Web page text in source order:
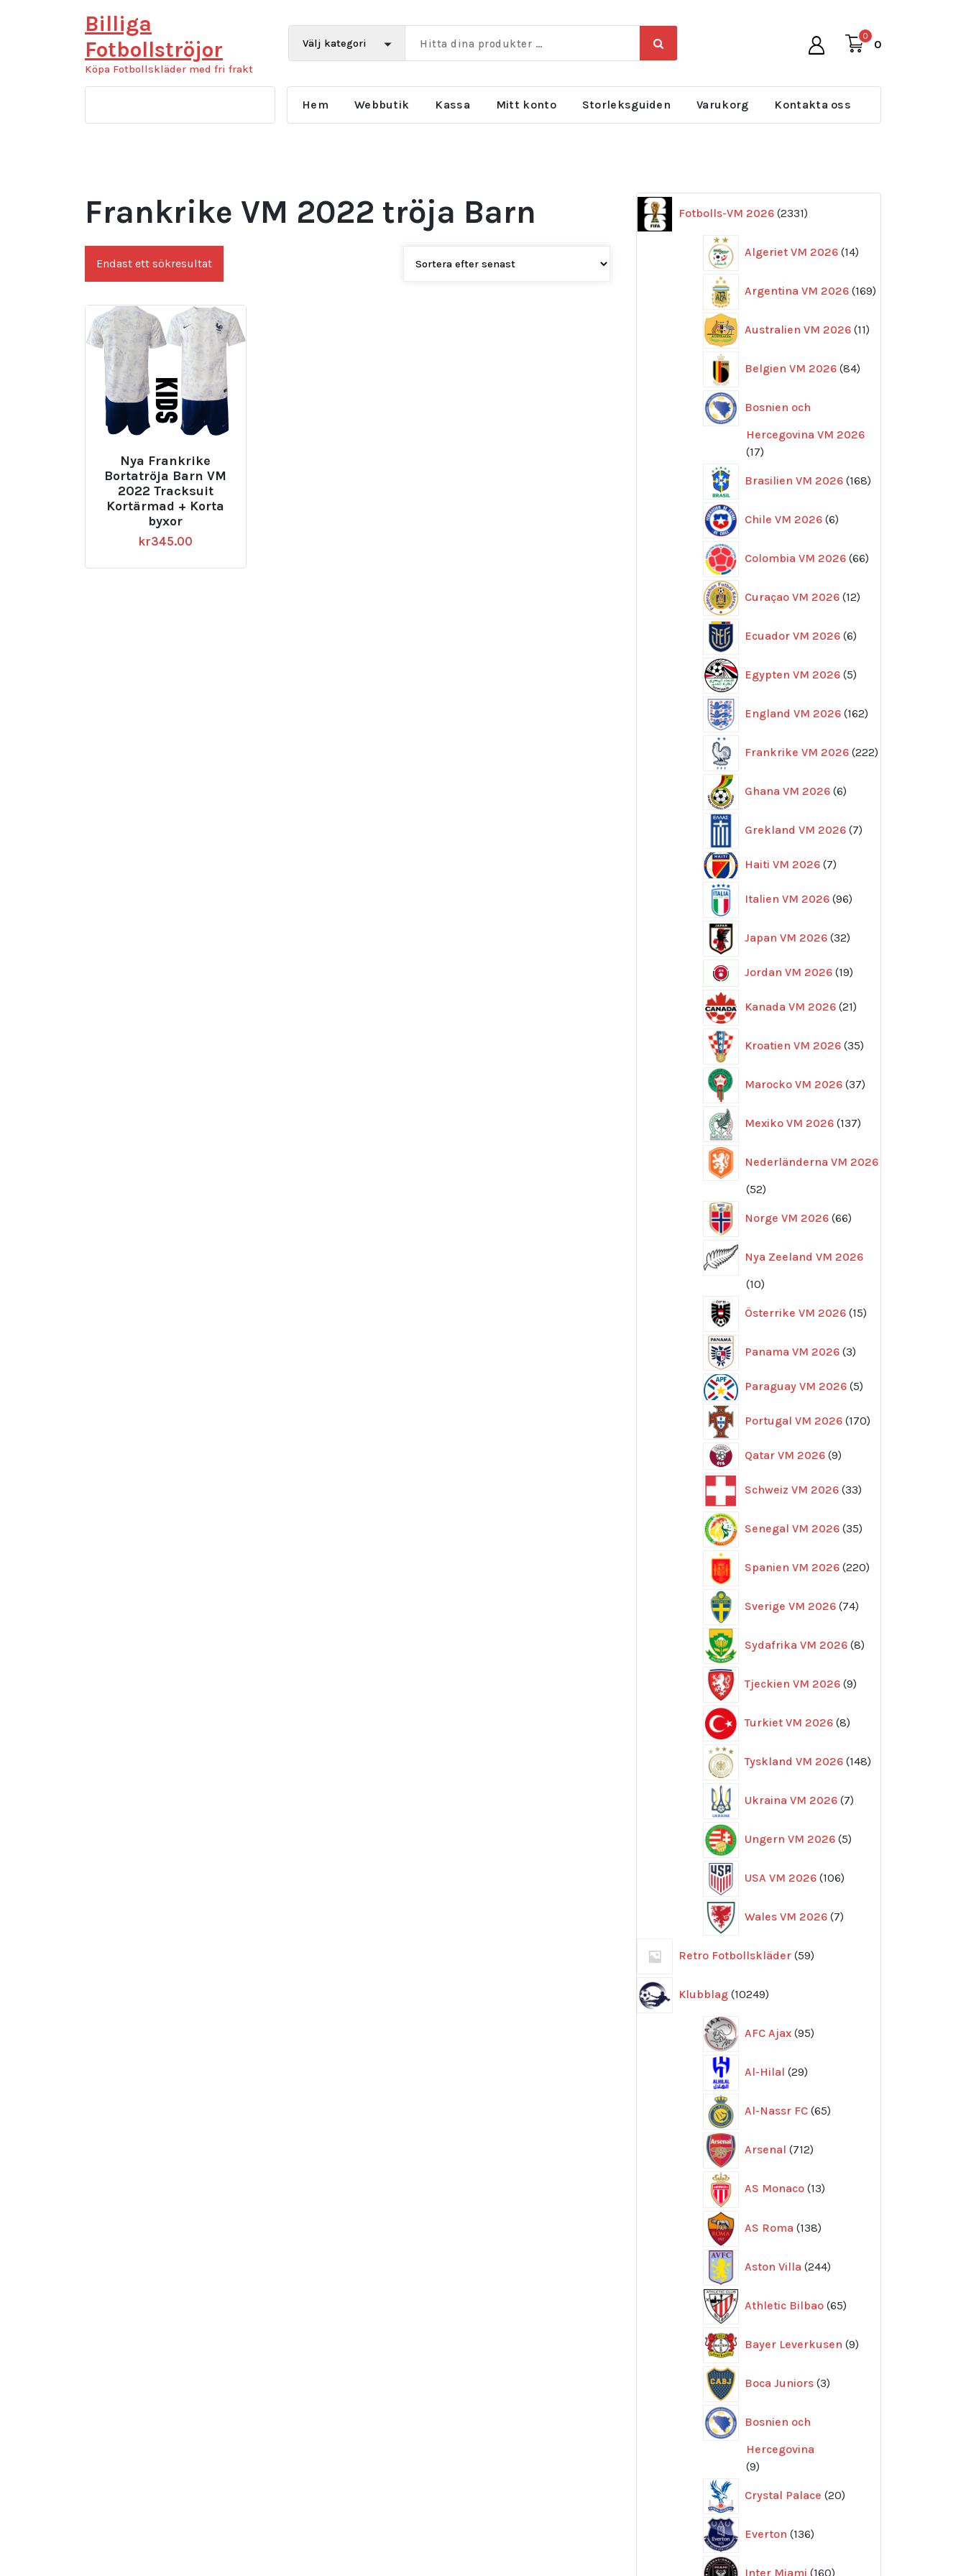
Billiga
Fotbollströjor
Köpa Fotbollskläder med fri frakt
0
0
Hem Webbutik Kassa Mitt konto Storleksguiden Varukorg Kontakta oss
Frankrike VM 2022 tröja Barn
Endast ett sökresultat
Nya Frankrike
Bortatröja Barn VM
2022 Tracksuit
Kortärmad + Korta
byxor
kr345.00
Fotbolls-VM 2026 2331
produkter
Algeriet VM 2026 14
produkter
Argentina VM 2026 169
produkter
Australien VM 2026 11
produkter
Belgien VM 2026 84
produkter
Bosnien och
Hercegovina VM 2026
1717
Brasilien VM 2026 168
produkter
Chile VM 2026 6
produkter
Colombia VM 2026 66
produkter
Curaçao VM 2026 12
produkter
Ecuador VM 2026 6
produkter
Egypten VM 2026 5
produkter
England VM 2026 162
produkter
Frankrike VM 2026 222
produkter
Ghana VM 2026 6
produkter
Grekland VM 2026 7
produkter
Haiti VM 2026 77
Italien VM 2026 96
produkter
Japan VM 2026 32
produkter
Jordan VM 2026 1919
Kanada VM 2026 21
produkter
Kroatien VM 2026 35
produkter
Marocko VM 2026 37
produkter
Mexiko VM 2026 137
produkter
Nederländerna VM 2026
5252
Norge VM 2026 66
produkter
Nya Zeeland VM 2026
1010
Österrike VM 2026 15
produkter
Panama VM 2026 3
produkter
Paraguay VM 2026 55
Portugal VM 2026 170
produkter
Qatar VM 2026 99
Schweiz VM 2026 33
produkter
Senegal VM 2026 35
produkter
Spanien VM 2026 220
produkter
Sverige VM 2026 74
produkter
Sydafrika VM 2026 8
produkter
Tjeckien VM 2026 9
produkter
Turkiet VM 2026 8
produkter
Tyskland VM 2026 148
produkter
Ukraina VM 2026 7
produkter
Ungern VM 2026 5
produkter
USA VM 2026 106
produkter
Wales VM 2026 7
produkter
Retro Fotbollskläder 59
produkter
Klubblag 10249
produkter
AFC Ajax 95
produkter
Al-Hilal 29
produkter
Al-Nassr FC 65
produkter
Arsenal 712
produkter
AS Monaco 13
produkter
AS Roma 138
produkter
Aston Villa 244
produkter
Athletic Bilbao 65
produkter
Bayer Leverkusen 9
produkter
Boca Juniors 3
produkter
Bosnien och
Hercegovina
99
Crystal Palace 20
produkter
Everton 136
produkter
Inter Miami 160